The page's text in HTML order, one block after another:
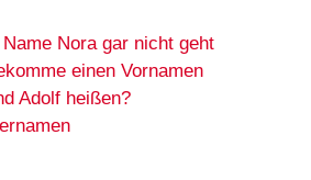
Nora gar nicht geht
einen Vornamen
Adolf heißen?